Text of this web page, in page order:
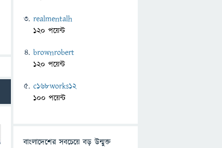
realmentalh
120 পয়েন্ট
brownrobert
120 পয়েন্ট
c168works12
100 পয়েন্ট
বাংলাদেশের সবচেয়ে বড় উন্মুক্ত